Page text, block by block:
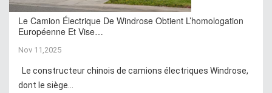
Le Camion Électrique De Windrose Obtient L’homologation
Européenne Et Vise…
Nov 11,2025
Le constructeur chinois de camions électriques Windrose,
dont le siège...